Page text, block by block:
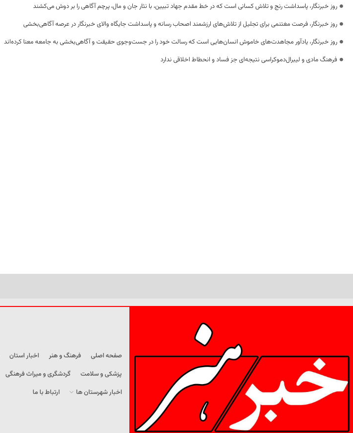
روز خبرنگار، پاسداشت رنج و تلاش کسانی است که در خط مقدم جهاد تبیین، با نثار جان و مال، پرچم آگاهی را بر دوش می‌کشند
روز خبرنگار، فرصت مغتنمی برای تجلیل از تلاش‌های ارزشمند اصحاب رسانه و پاسداشت جایگاه والای خبرنگار در عرصه آگاهی‌بخشی
روز خبرنگار، یادآور مجاهدت‌های خاموش انسان‌هایی است که رسالت خود را در جست‌وجوی حقیقت و آگاهی‌بخشی به جامعه معنا کرده‌اند
فرهنگ مادی و لیبرال‌دموکراسی نتیجه‌ای جز فساد و انحطاط اخلاقی ندارد
صفحه اصلی فرهنگ و هنر اخبار استان
پزشکی و سلامت
گردشگری و میراث فرهنگی
اخبار شهرستان ها
ارتباط با ما